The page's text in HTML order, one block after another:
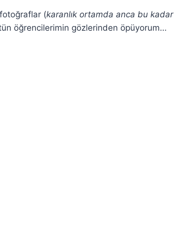
(karanlık ortamda anca bu kadar
öğrencilerimin gözlerinden öpüyorum…